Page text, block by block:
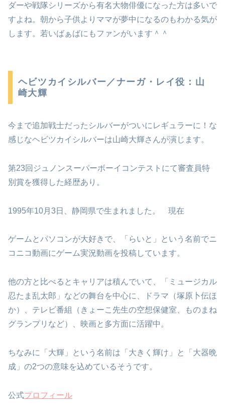
ダーや戦隊シリーズから有名大物俳優になった方は多いで
すよね。朝から子供よりママが夢中になるのもわかる気が
します。若いばぁばにもファンがいます＾＾
ヘビツカイシルバー／ナーガ・レイ役：山
崎大輝
今まで追加戦士だったシルバーがついにレギュラーに！な
感じなヘビツカイシルバーは山崎大輝さんが演じます。
第23回ジュノンスーパーボーイコンテストにて審査員特
別賞を獲得した経歴あり。
1995年10月3日、静岡県で生まれました。 現在
ゲームとパソコンが大好きで、「らいと」という名前でニ
コニコ動画にゲーム実況動画を投稿しています。
他の方と比べるとキャリアは積んでいて、「ミュージカル
忍たま乱太郎」などの舞台を中心に、ドラマ（塚原卜伝ほ
か）、テレビ番組（きょーこ先生の空想保健室、ものまね
グランプリなど）、映画と多方面に活躍中。
ちなみに「大輝」という名前は「大きく輝け」と「大器晩
成」の2つの意味を込めているそうです。
公式プロフィール